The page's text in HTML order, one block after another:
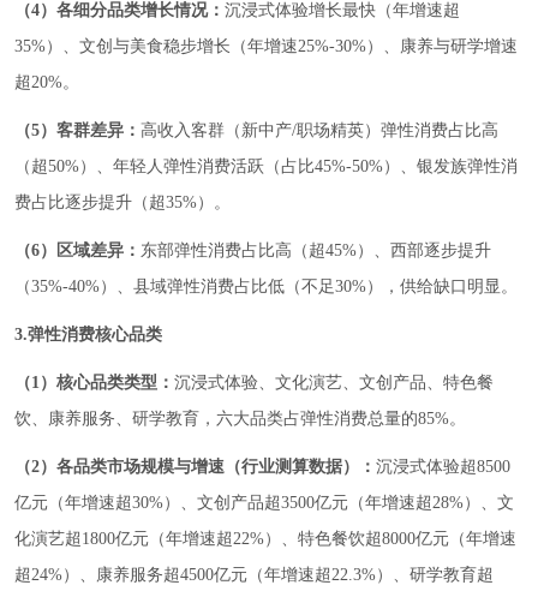
（4）各细分品类增长情况： 沉浸式体验增长最快（年增速超
35%）、文创与美食稳步增长（年增速25%-30%）、康养与研学增速
超20%。
（5）客群差异： 高收入客群（新中产/职场精英）弹性消费占比高
（超50%）、年轻人弹性消费活跃（占比45%-50%）、银发族弹性消
费占比逐步提升（超35%）。
（6）区域差异： 东部弹性消费占比高（超45%）、西部逐步提升
（35%-40%）、县域弹性消费占比低（不足30%），供给缺口明显。
3.弹性消费核心品类
（1）核心品类类型： 沉浸式体验、文化演艺、文创产品、特色餐
饮、康养服务、研学教育，六大品类占弹性消费总量的85%。
（2）各品类市场规模与增速（行业测算数据）： 沉浸式体验超8500
亿元（年增速超30%）、文创产品超3500亿元（年增速超28%）、文
化演艺超1800亿元（年增速超22%）、特色餐饮超8000亿元（年增速
超24%）、康养服务超4500亿元（年增速超22.3%）、研学教育超